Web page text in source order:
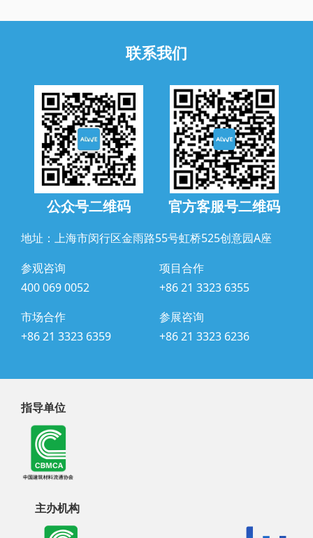
联系我们
公众号二维码 官方客服号二维码
地址：上海市闵行区金雨路55号虹桥525创意园A座
参观咨询
400 069 0052
项目合作
+86 21 3323 6355
市场合作
+86 21 3323 6359
参展咨询
+86 21 3323 6236
指导单位
主办机构